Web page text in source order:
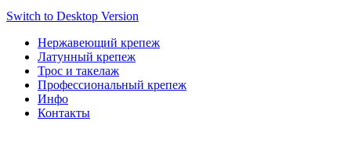
Switch to Desktop Version
Нержавеющий крепеж
Латунный крепеж
Трос и такелаж
Профессиональный крепеж
Инфо
Контакты